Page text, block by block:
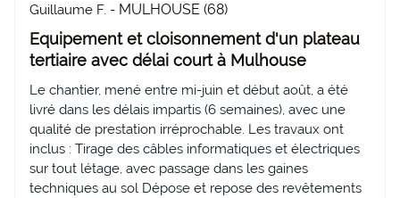
Guillaume F. - MULHOUSE (68)
Equipement et cloisonnement d'un plateau
tertiaire avec délai court à Mulhouse
Le chantier, mené entre mi-juin et début août, a été
livré dans les délais impartis (6 semaines), avec une
qualité de prestation irréprochable. Les travaux ont
inclus : Tirage des câbles informatiques et électriques
sur tout létage, avec passage dans les gaines
techniques au sol Dépose et repose des revêtements